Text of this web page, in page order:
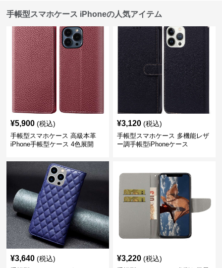
手帳型スマホケース iPhoneの人気アイテム
¥5,900 (税込)
手帳型スマホケース 高級本革
iPhone手帳型ケース 4色展開
¥3,120 (税込)
手帳型スマホケース 多機能レザ
ー調手帳型iPhoneケース
¥3,640 (税込) ¥3,220 (税込)